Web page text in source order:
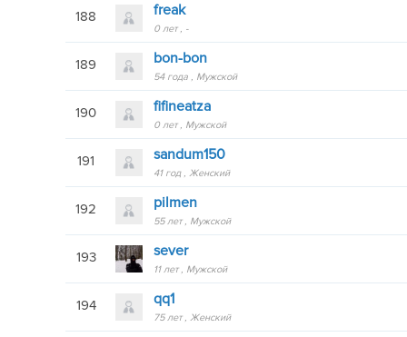
188 freak
0 лет -
189 bon-bon
54 года Мужской
190 fifineatza
0 лет Мужской
191 sandum150
41 год Женский
192 pilmen
55 лет Мужской
193 sever
11 лет Мужской
194 qq1
75 лет Женский